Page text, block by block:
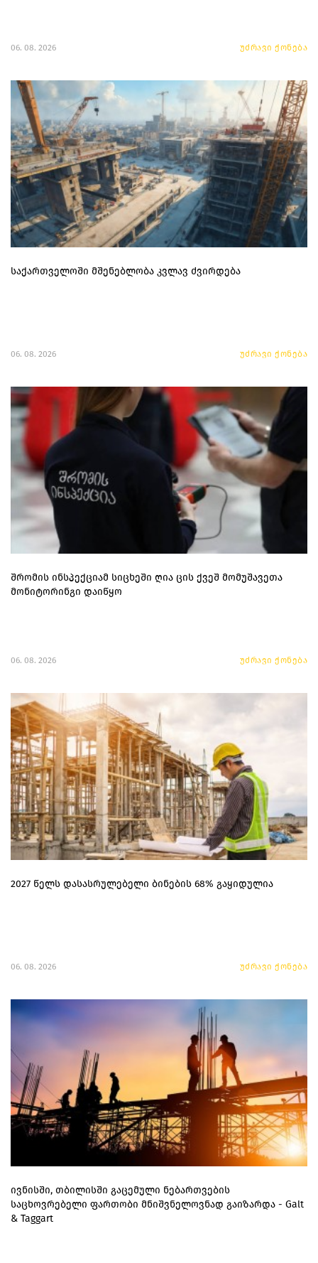
06. 08. 2026 უძრავი ქონება
საქართველოში მშენებლობა კვლავ ძვირდება
06. 08. 2026 უძრავი ქონება
შრომის ინსპექციამ სიცხეში ღია ცის ქვეშ მომუშავეთა
მონიტორინგი დაიწყო
06. 08. 2026 უძრავი ქონება
2027 წელს დასასრულებელი ბინების 68% გაყიდულია
06. 08. 2026 უძრავი ქონება
ივნისში, თბილისში გაცემული ნებართვების
საცხოვრებელი ფართობი მნიშვნელოვნად გაიზარდა - Galt
& Taggart